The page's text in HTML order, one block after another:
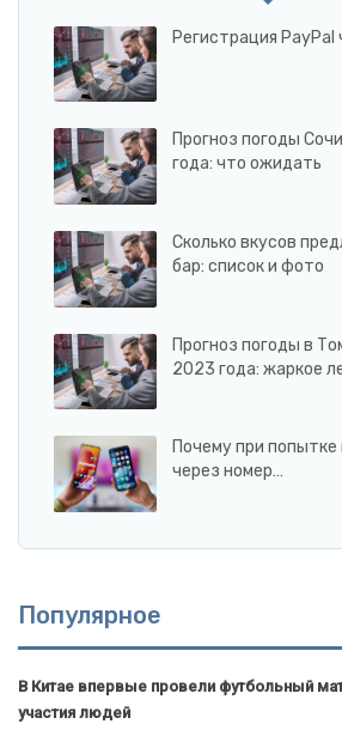
Регистрация
Прогноз погоды
года: что ожидать
Сколько вкусов
бар: список и фото
Прогноз погоды в
2023 года: жаркое
Почему при
через номер…
Популярное
В Китае впервые провели футбольный
участия людей